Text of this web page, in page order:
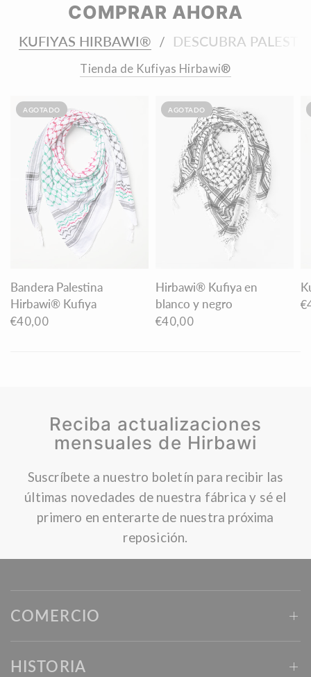
COMPRAR AHORA
KUFIYAS HIRBAWI® / DESCUBRA
Tienda de Kufiyas Hirbawi®
AGOTADO
Bandera Palestina
Hirbawi® Kufiya
€40,00
AGOTADO
Hirbawi® Kufiya en
blanco y negro
€40,00
Reciba actualizaciones
mensuales de Hirbawi
Suscríbete a nuestro boletín para recibir las
últimas novedades de nuestra fábrica y sé el
primero en enterarte de nuestra próxima
reposición.
COMERCIO
HISTORIA